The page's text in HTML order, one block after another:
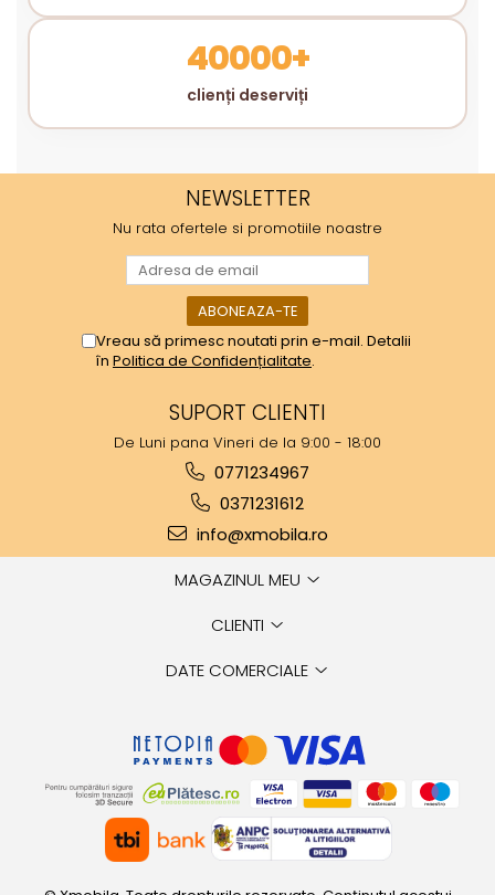
40000+
clienți deserviți
NEWSLETTER
Nu rata ofertele si promotiile noastre
Vreau să primesc noutati prin e-mail. Detalii
în Politica de Confidențialitate.
SUPORT CLIENTI
De Luni pana Vineri de la 9:00 - 18:00
0771234967
0371231612
info@xmobila.ro
MAGAZINUL MEU
CLIENTI
DATE COMERCIALE